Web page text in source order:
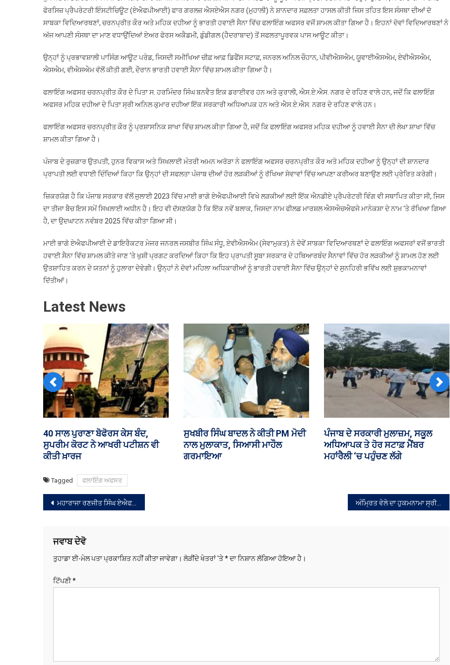
ਵਿੱਚ
ਸ਼ਾਮਲ
ਫੋਰਸਿਜ਼ ਪ੍ਰੈਪਰੇਟਰੀ ਇੰਸਟੀਚਿਊਟ (ਏਐਫਪੀਆਈ) ਫਾਰ ਗਰਲਜ਼ ਐਸਏਐਸ ਨਗਰ (ਮੁਹਾਲੀ) ਨੇ ਸ਼ਾਨਦਾਰ ਸਫ਼ਲਤਾ ਹਾਸਲ ਕੀਤੀ ਜਿਸ ਤਹਿਤ ਇਸ ਸੰਸਥਾ ਦੀਆਂ ਦੋ
ਸਾਬਕਾ ਵਿਦਿਆਰਥਣਾਂ, ਚਰਨਪ੍ਰੀਤ ਕੌਰ ਅਤੇ ਮਹਿਕ ਦਹੀਆ ਨੂੰ ਭਾਰਤੀ ਹਵਾਈ ਸੈਨਾ ਵਿੱਚ ਫਲਾਇੰਗ ਅਫਸਰ ਵਜੋਂ ਸ਼ਾਮਲ ਕੀਤਾ ਗਿਆ ਹੈ। ਇਹਨਾਂ ਦੋਵਾਂ ਵਿਦਿਆਰਥਣਾਂ ਨੇ
ਅੱਜ ਆਪਣੀ ਸੰਸਥਾ ਦਾ ਮਾਣ ਵਧਾਉਂਦਿਆਂ ਏਅਰ ਫੋਰਸ ਅਕੈਡਮੀ, ਡੁੰਡੀਗਲ (ਹੈਦਰਾਬਾਦ) ਤੋਂ ਸਫਲਤਾਪੂਰਵਕ ਪਾਸ ਆਊਟ ਕੀਤਾ।
ਉਨ੍ਹਾਂ ਨੂੰ ਪ੍ਰਭਾਵਸ਼ਾਲੀ ਪਾਸਿੰਗ ਆਊਟ ਪਰੇਡ, ਜਿਸਦੀ ਸਮੀਖਿਆ ਚੀਫ਼ ਆਫ਼ ਡਿਫੈਂਸ ਸਟਾਫ਼, ਜਨਰਲ ਅਨਿਲ ਚੌਹਾਨ, ਪੀਵੀਐਸਐਮ, ਯੂਵਾਈਐਸਐਮ, ਏਵੀਐਸਐਮ,
ਐਸਐਮ, ਵੀਐਸਐਮ ਵੱਲੋਂ ਕੀਤੀ ਗਈ, ਦੌਰਾਨ ਭਾਰਤੀ ਹਵਾਈ ਸੈਨਾ ਵਿੱਚ ਸ਼ਾਮਲ ਕੀਤਾ ਗਿਆ ਹੈ।
ਫਲਾਇੰਗ ਅਫਸਰ ਚਰਨਪ੍ਰੀਤ ਕੌਰ ਦੇ ਪਿਤਾ ਸ. ਹਰਮਿੰਦਰ ਸਿੰਘ ਬਨਵੈਤ ਇਕ ਡਰਾਈਵਰ ਹਨ ਅਤੇ ਕੁਰਾਲੀ, ਐਸ.ਏ.ਐਸ. ਨਗਰ ਦੇ ਰਹਿਣ ਵਾਲੇ ਹਨ, ਜਦੋਂ ਕਿ ਫਲਾਇੰਗ
ਅਫਸਰ ਮਹਿਕ ਦਹੀਆ ਦੇ ਪਿਤਾ ਸ੍ਰੀ ਅਨਿਲ ਕੁਮਾਰ ਦਹੀਆ ਇੱਕ ਸਰਕਾਰੀ ਅਧਿਆਪਕ ਹਨ ਅਤੇ ਐਸ.ਏ.ਐਸ. ਨਗਰ ਦੇ ਰਹਿਣ ਵਾਲੇ ਹਨ।
ਫਲਾਇੰਗ ਅਫਸਰ ਚਰਨਪ੍ਰੀਤ ਕੌਰ ਨੂੰ ਪ੍ਰਸ਼ਾਸਨਿਕ ਸ਼ਾਖਾ ਵਿੱਚ ਸ਼ਾਮਲ ਕੀਤਾ ਗਿਆ ਹੈ, ਜਦੋਂ ਕਿ ਫਲਾਇੰਗ ਅਫਸਰ ਮਹਿਕ ਦਹੀਆ ਨੂੰ ਹਵਾਈ ਸੈਨਾ ਦੀ ਲੇਖਾ ਸ਼ਾਖਾ ਵਿੱਚ
ਸ਼ਾਮਲ ਕੀਤਾ ਗਿਆ ਹੈ।
ਪੰਜਾਬ ਦੇ ਰੁਜ਼ਗਾਰ ਉਤਪਤੀ, ਹੁਨਰ ਵਿਕਾਸ ਅਤੇ ਸਿਖਲਾਈ ਮੰਤਰੀ ਅਮਨ ਅਰੋੜਾ ਨੇ ਫਲਾਇੰਗ ਅਫਸਰ ਚਰਨਪ੍ਰੀਤ ਕੌਰ ਅਤੇ ਮਹਿਕ ਦਹੀਆ ਨੂੰ ਉਨ੍ਹਾਂ ਦੀ ਸ਼ਾਨਦਾਰ
ਪ੍ਰਾਪਤੀ ਲਈ ਵਧਾਈ ਦਿੰਦਿਆਂ ਕਿਹਾ ਕਿ ਉਨ੍ਹਾਂ ਦੀ ਸਫਲਤਾ ਪੰਜਾਬ ਦੀਆਂ ਹੋਰ ਲੜਕੀਆਂ ਨੂੰ ਰੱਖਿਆ ਸੇਵਾਵਾਂ ਵਿੱਚ ਆਪਣਾ ਕਰੀਅਰ ਬਣਾਉਣ ਲਈ ਪ੍ਰੇਰਿਤ ਕਰੇਗੀ।
ਜ਼ਿਕਰਯੋਗ ਹੈ ਕਿ ਪੰਜਾਬ ਸਰਕਾਰ ਵੱਲੋਂ ਜੁਲਾਈ 2023 ਵਿੱਚ ਮਾਈ ਭਾਗੋ ਏਐਫਪੀਆਈ ਵਿਖੇ ਲੜਕੀਆਂ ਲਈ ਇੱਕ ਐਨਡੀਏ ਪ੍ਰੈਪਰੇਟਰੀ ਵਿੰਗ ਵੀ ਸਥਾਪਿਤ ਕੀਤਾ ਸੀ, ਜਿਸ
ਦਾ ਤੀਜਾ ਬੈਚ ਇਸ ਸਮੇਂ ਸਿਖਲਾਈ ਅਧੀਨ ਹੈ। ਇਹ ਵੀ ਦੱਸਣਯੋਗ ਹੈ ਕਿ ਇੱਕ ਨਵੇਂ ਬਲਾਕ, ਜਿਸਦਾ ਨਾਮ ਫੀਲਡ ਮਾਰਸ਼ਲ ਐਸਐਚਐਫਜੇ ਮਾਨੇਕਸ਼ਾ ਦੇ ਨਾਮ ‘ਤੇ ਰੱਖਿਆ ਗਿਆ
ਹੈ, ਦਾ ਉਦਘਾਟਨ ਨਵੰਬਰ 2025 ਵਿੱਚ ਕੀਤਾ ਗਿਆ ਸੀ।
ਮਾਈ ਭਾਗੋ ਏਐਫਪੀਆਈ ਦੇ ਡਾਇਰੈਕਟਰ ਮੇਜਰ ਜਨਰਲ ਜਸਬੀਰ ਸਿੰਘ ਸੰਧੂ, ਏਵੀਐਸਐਮ (ਸੇਵਾਮੁਕਤ) ਨੇ ਦੋਵੇਂ ਸਾਬਕਾ ਵਿਦਿਆਰਥਣਾਂ ਦੇ ਫਲਾਇੰਗ ਅਫਸਰਾਂ ਵਜੋਂ ਭਾਰਤੀ
ਹਵਾਈ ਸੈਨਾ ਵਿੱਚ ਸ਼ਾਮਲ ਕੀਤੇ ਜਾਣ ‘ਤੇ ਖੁਸ਼ੀ ਪ੍ਰਗਟ ਕਰਦਿਆਂ ਕਿਹਾ ਕਿ ਇਹ ਪ੍ਰਾਪਤੀ ਸੂਬਾ ਸਰਕਾਰ ਦੇ ਹਥਿਆਰਬੰਦ ਸੈਨਾਵਾਂ ਵਿੱਚ ਹੋਰ ਲੜਕੀਆਂ ਨੂੰ ਸ਼ਾਮਲ ਹੋਣ ਲਈ
ਉਤਸ਼ਾਹਿਤ ਕਰਨ ਦੇ ਯਤਨਾਂ ਨੂੰ ਹੁਲਾਰਾ ਦੇਵੇਗੀ। ਉਨ੍ਹਾਂ ਨੇ ਦੋਵਾਂ ਮਹਿਲਾ ਅਧਿਕਾਰੀਆਂ ਨੂੰ ਭਾਰਤੀ ਹਵਾਈ ਸੈਨਾ ਵਿੱਚ ਉਨ੍ਹਾਂ ਦੇ ਸੁਨਹਿਰੀ ਭਵਿੱਖ ਲਈ ਸ਼ੁਭਕਾਮਨਾਵਾਂ
ਦਿੱਤੀਆਂ।
Latest News
ਹੂਤੀ ਬਾਗੀਆਂ ਦੇ ਹਮਲੇ ‘ਚ ਯਮਨ ਦੇ 58
ਸੈਨਿਕਾਂ ਦੀ ਮੌਤ, ਸਾਊਦੀ ਅਰਬ ‘ਚ 11
ਲੋਕ ਜ਼ਖ਼ਮੀ
ਵਿਧਾਨ ਸਭਾ ‘ਚ ਅੱਜ ਪੰਜਾਬ ਕਾਮਨ
ਇਨਫਰਾਸਟ੍ਰਕਚਰ ਸੋਧ ਬਿੱਲ ‘ਤੇ ਹੋਵੇਗੀ
ਚਰਚਾ
₹35 ਕਰੋੜ ਦੀ ਹੈਰੋਇਨ ਸਣੇ ਤਸਕਰ ਕਾਬੂ
Previous Next
Tagged ਫਲਾਇੰਗ ਅਫਸਰ
ਸੰਪਾਦਨਾ
ਮਹਾਰਾਜਾ ਰਣਜੀਤ ਸਿੰਘ ਏਐਫਪੀਆਈ ਦੇ ਪੰਜ ਸਾਬਕਾ ਵਿਦਿਆਰਥੀ ਭਾਰਤੀ ਫੌਜ ਅਤੇ ਭਾਰਤੀ ਹਵਾਈ ਸੈਨਾ ਵਿੱਚ ਹੋਏ ਸ਼ਾਮਲ ਅੰਮ੍ਰਿਤ ਵੇਲੇ ਦਾ ਹੁਕਮਨਾਮਾ ਸ੍ਰੀ ਦਰਬਾਰ ਸਾਹਿਬ, ਸ੍ਰੀ ਅੰਮ੍ਰਿਤਸਰ, ਅੰਗ 533, 14-12-25
ਜਵਾਬ ਦੇਵੋ
ਤੁਹਾਡਾ ਈ-ਮੇਲ ਪਤਾ ਪ੍ਰਕਾਸ਼ਿਤ ਨਹੀਂ ਕੀਤਾ ਜਾਵੇਗਾ। ਲੋੜੀਂਦੇ ਖੇਤਰਾਂ 'ਤੇ*ਦਾ ਨਿਸ਼ਾਨ ਲੱਗਿਆ ਹੋਇਆ ਹੈ।
ਟਿੱਪਣੀ*